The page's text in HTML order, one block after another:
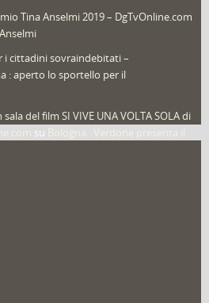
Tina Anselmi 2019 – DgTvOnline.com
i cittadini sovraindebitati –
: aperto lo sportello per il
del film SI VIVE UNA VOLTA SOLA di
su